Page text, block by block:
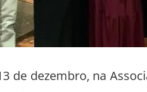
de dezembro, na